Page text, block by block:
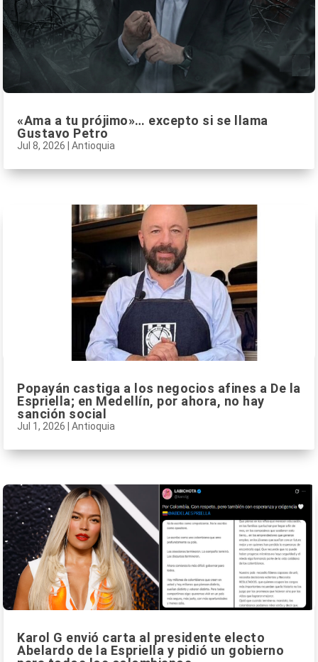
«Ama a tu prójimo»… excepto si se llama
Gustavo Petro
Jul 8, 2026 Antioquia
Popayán castiga a los negocios afines a De la
Espriella; en Medellín, por ahora, no hay
sanción social
Jul 1, 2026 Antioquia
Karol G envió carta al presidente electo
Abelardo de la Espriella y pidió un gobierno